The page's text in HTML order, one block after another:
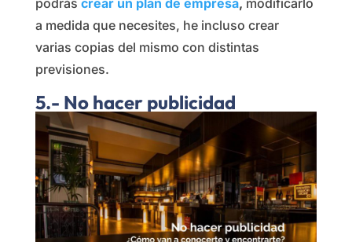
a medida que necesites, he incluso crear
varias copias del mismo con distintas
previsiones.
5.- No hacer publicidad